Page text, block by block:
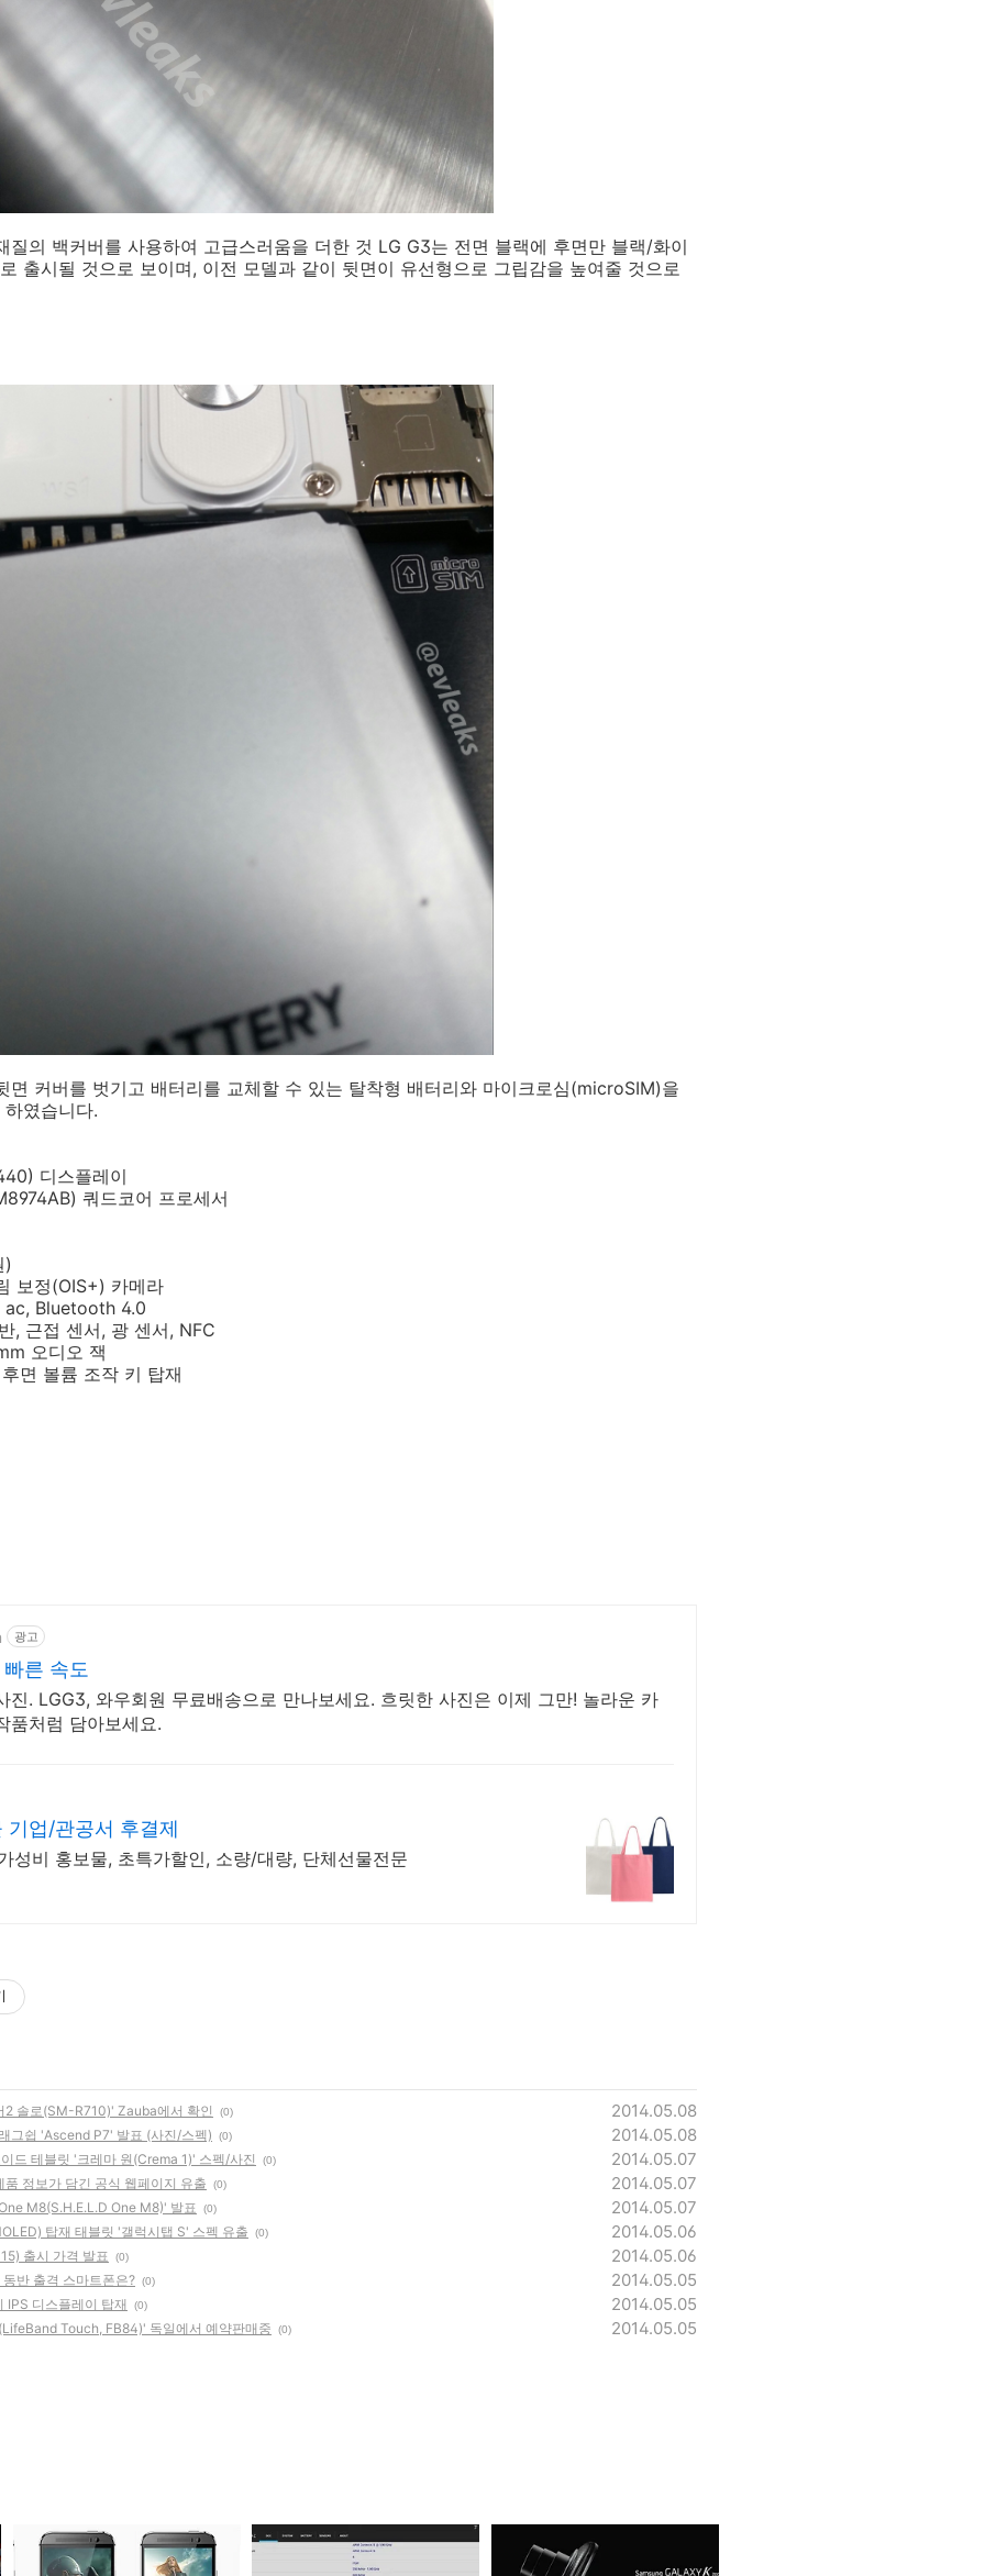
질의 백커버를 사용하여 고급스러움을 더한 것 LG G3는 전면 블랙에 후면만 블랙/화이
출시될 것으로 보이며, 이전 모델과 같이 뒷면이 유선형으로 그립감을 높여줄 것으로
면 커버를 벗기고 배터리를 교체할 수 있는 탈착형 배터리와 마이크로심(microSIM)을
였습니다.
디스플레이
쿼드코어 프로세서
)
보정(OIS+) 카메라
Bluetooth 4.0
, 근접 센서, 광 센서, NFC
오디오 잭
면 볼륨 조작 키 탑재
광고
른 속도
진. LGG3, 와우회원 무료배송으로 만나보세요. 흐릿한 사진은 이제 그만! 놀라운 카
품처럼 담아보세요.
기업/관공서 후결제
성비 홍보물, 초특가할인, 소량/대량, 단체선물전문
2 솔로(SM-R710)' Zauba에서 확인 (0) 2014.05.08
그쉽 'Ascend P7' 발표 (사진/스펙) (0) 2014.05.08
드 테블릿 '크레마 원(Crema 1)' 스펙/사진 (0) 2014.05.07
정보가 담긴 공식 웹페이지 유출 (0) 2014.05.07
M8(S.H.E.L.D One M8)' 발표 (0) 2014.05.07
탑재 태블릿 '갤럭시탭 S' 스펙 유출 (0) 2014.05.06
출시 가격 발표 (0) 2014.05.06
반 출격 스마트폰은? (0) 2014.05.05
IPS 디스플레이 탑재 (0) 2014.05.05
Touch, FB84)' 독일에서 예약판매중 (0) 2014.05.05